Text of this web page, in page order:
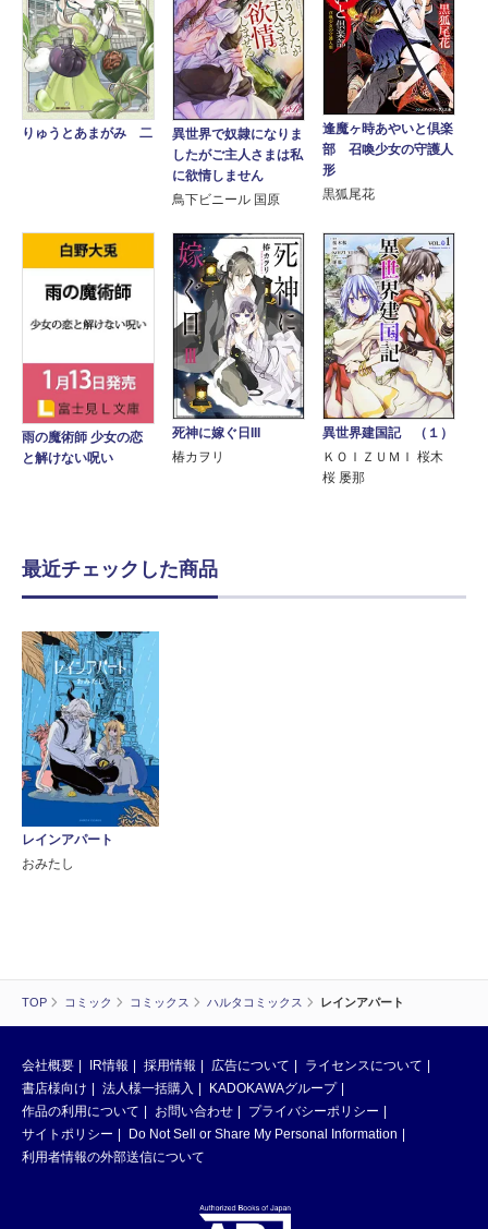
TOP コミック コミックス ハルタコミックス レインアパート
りゅうとあまがみ 二
異世界で奴隷になりま
したがご主人さまは私
に欲情しません
鳥下ビニール 国原
逢魔ヶ時あやいと倶楽
部 召喚少女の守護人
形
黒狐尾花
雨の魔術師 少女の恋
と解けない呪い
死神に嫁ぐ日III
椿カヲリ
異世界建国記 （１）
ＫＯＩＺＵＭＩ 桜木
桜 屡那
最近チェックした商品
レインアパート
おみたし
会社概要 IR情報 採用情報 広告について
ライセンスについて
書店様向け
法人様一括購入
KADOKAWAグループ
作品の利用について
お問い合わせ
プライバシーポリシー
サイトポリシー
Do Not Sell or Share My Personal Information
利用者情報の外部送信について